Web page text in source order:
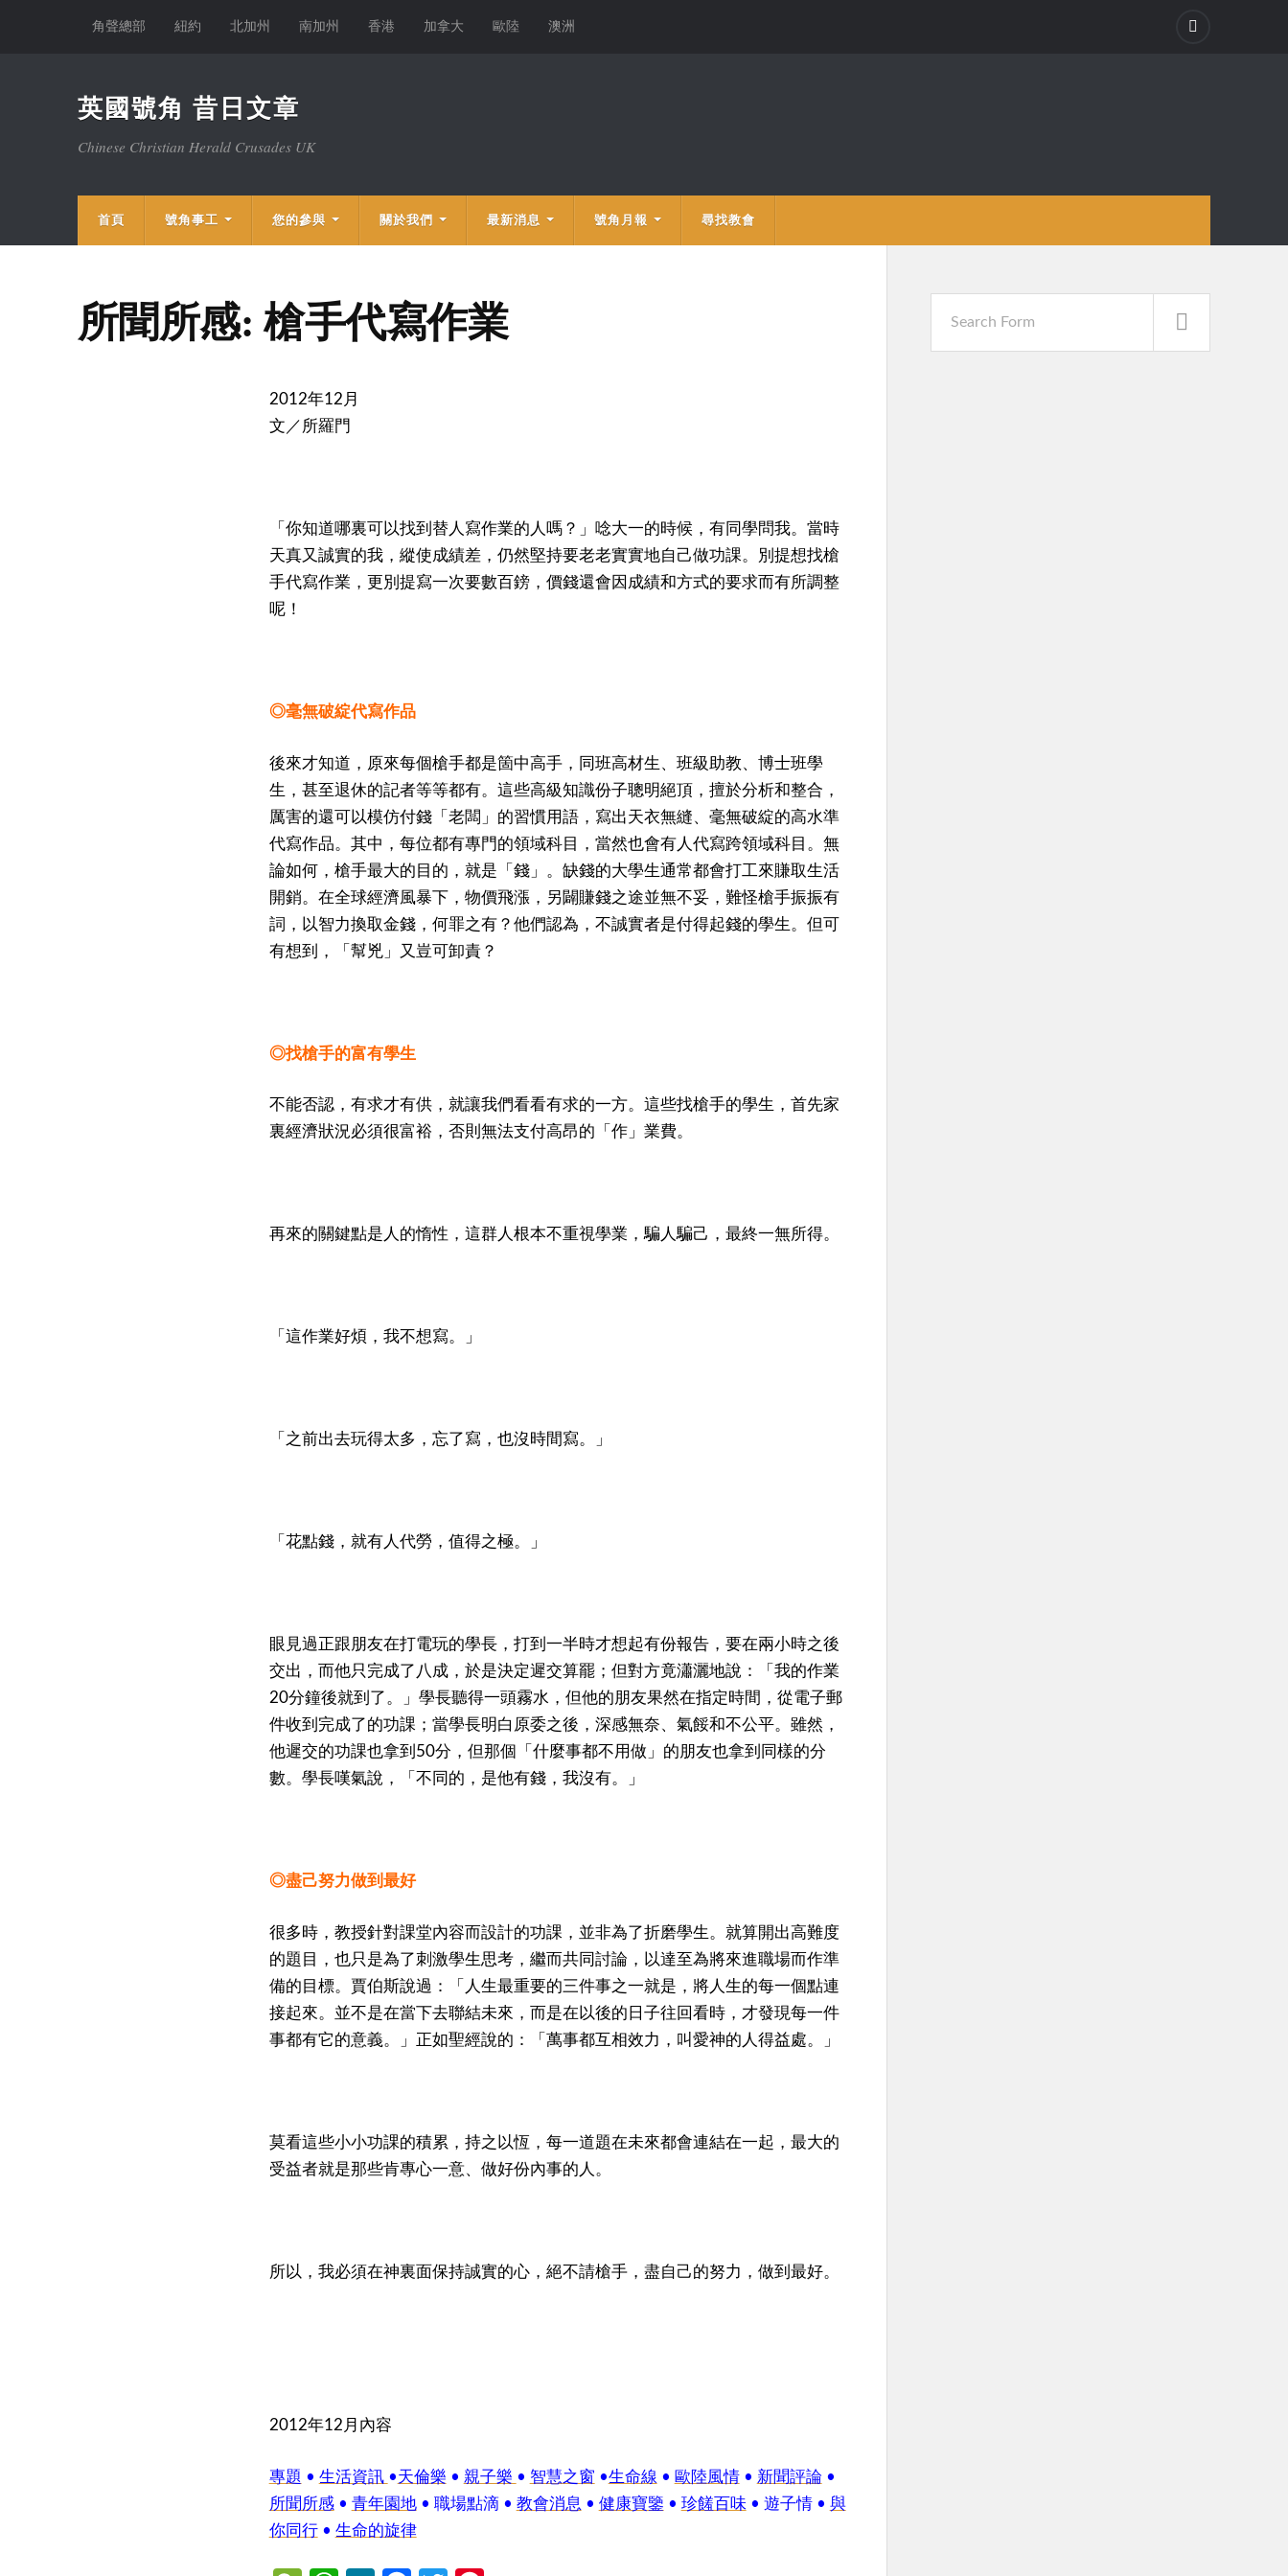
角聲總部 紐約 北加州 南加州 香港 加拿大 歐陸 澳洲
英國號角 昔日文章
Chinese Christian Herald Crusades UK
首頁 號角事工 您的參與 關於我們 最新消息 號角月報 尋找教會
所聞所感: 槍手代寫作業
2012年12月
文／所羅門
「你知道哪裏可以找到替人寫作業的人嗎？」唸大一的時候，有同學問我。當時
天真又誠實的我，縱使成績差，仍然堅持要老老實實地自己做功課。別提想找槍
手代寫作業，更別提寫一次要數百鎊，價錢還會因成績和方式的要求而有所調整
呢！
◎毫無破綻代寫作品
後來才知道，原來每個槍手都是箇中高手，同班高材生、班級助教、博士班學
生，甚至退休的記者等等都有。這些高級知識份子聰明絕頂，擅於分析和整合，
厲害的還可以模仿付錢「老闆」的習慣用語，寫出天衣無縫、毫無破綻的高水準
代寫作品。其中，每位都有專門的領域科目，當然也會有人代寫跨領域科目。無
論如何，槍手最大的目的，就是「錢」。缺錢的大學生通常都會打工來賺取生活
開銷。在全球經濟風暴下，物價飛漲，另闢賺錢之途並無不妥，難怪槍手振振有
詞，以智力換取金錢，何罪之有？他們認為，不誠實者是付得起錢的學生。但可
有想到，「幫兇」又豈可卸責？
◎找槍手的富有學生
不能否認，有求才有供，就讓我們看看有求的一方。這些找槍手的學生，首先家
裏經濟狀況必須很富裕，否則無法支付高昂的「作」業費。
再來的關鍵點是人的惰性，這群人根本不重視學業，騙人騙己，最終一無所得。
「這作業好煩，我不想寫。」
「之前出去玩得太多，忘了寫，也沒時間寫。」
「花點錢，就有人代勞，值得之極。」
眼見過正跟朋友在打電玩的學長，打到一半時才想起有份報告，要在兩小時之後
交出，而他只完成了八成，於是決定遲交算罷；但對方竟瀟灑地說：「我的作業
20分鐘後就到了。」學長聽得一頭霧水，但他的朋友果然在指定時間，從電子郵
件收到完成了的功課；當學長明白原委之後，深感無奈、氣餒和不公平。雖然，
他遲交的功課也拿到50分，但那個「什麼事都不用做」的朋友也拿到同樣的分
數。學長嘆氣說，「不同的，是他有錢，我沒有。」
◎盡己努力做到最好
很多時，教授針對課堂內容而設計的功課，並非為了折磨學生。就算開出高難度
的題目，也只是為了刺激學生思考，繼而共同討論，以達至為將來進職場而作準
備的目標。賈伯斯說過：「人生最重要的三件事之一就是，將人生的每一個點連
接起來。並不是在當下去聯結未來，而是在以後的日子往回看時，才發現每一件
事都有它的意義。」正如聖經說的：「萬事都互相效力，叫愛神的人得益處。」
莫看這些小小功課的積累，持之以恆，每一道題在未來都會連結在一起，最大的
受益者就是那些肯專心一意、做好份內事的人。
所以，我必須在神裏面保持誠實的心，絕不請槍手，盡自己的努力，做到最好。
2012年12月內容
專題 • 生活資訊 •天倫樂 • 親子樂 • 智慧之窗 •生命線 • 歐陸風情• 新聞評論 •
所聞所感• 青年園地• 職場點滴 • 教會消息 • 健康寶鑒 • 珍饈百味 • 遊子情 • 與
你同行• 生命的旋律